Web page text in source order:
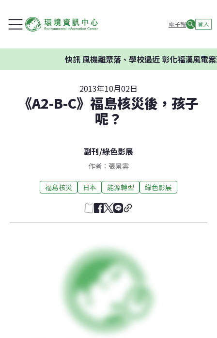
電子報 登入
快訊風機離聚落、學校過近 彰化福漢風電案環
2013年10月02日
《A2-B-C》福島核災後，孩子
呢？
副刊/綠色影展
作者：張景雲
福島核災 日本 能源轉型 綠色影展